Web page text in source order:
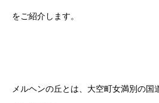
をご紹介します。
メルヘンの丘とは、大空町女満別の国